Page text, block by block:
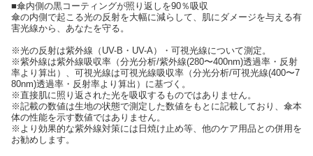
■傘内側の黒コーティングが照り返しを90％吸収
傘の内側で起こる光の反射を大幅に減らして、肌にダメージを与える有
害光線から、あなたを守る。
※光の反射は紫外線（UV-B・UV-A）・可視光線について測定。
※紫外線は紫外線吸収率（分光分析/紫外線(280〜400nm)透過率・反射
率より算出）、可視光線は可視光線吸収率（分光分析/可視光線(400〜7
80nm)透過率・反射率より算出）に基づく。
※直接肌に照り返された光を吸収するものではありません。
※記載の数値は生地の状態で測定した数値をもとに記載しており、傘本
体の性能を示す数値ではありません。
※より効果的な紫外線対策には日焼け止め等、他のケア用品との併用を
お勧めします。